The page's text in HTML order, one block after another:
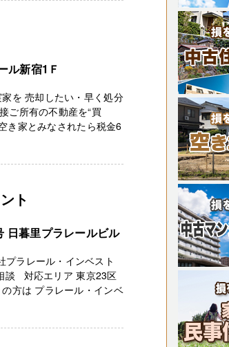
ル新宿1Ｆ
を 売却したい・早く処分
ご所有の不動産を“買
家とみなされたら税金6
ト
日暮里プラレールビル
プラレール・インベスト
談 対応エリア 東京23区
方は プラレール・インベ